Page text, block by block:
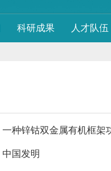
科研成果 人才队伍
一种锌钴双金属有机框架
中国发明